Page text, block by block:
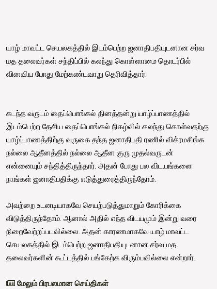
யாழ் மாவட்ட செயலகத்தில் இடம்பெற்ற ஜனாதிபதியுடனான சர்வ
மத தலைவர்கள் சந்திப்பில் கலந்து கொள்ளாமை தொடர்பில்
வினவிய போது மேற்கண்டவாறு தெரிவித்தார்.
கடந்த வருடம் தைப்பொங்கல் தினத்தன்று யாழ்ப்பாணத்தில்
இடம்பெற்ற தேசிய தைப்பொங்கல் நிகழ்வில் கலந்து கொள்வதற்கு
யாழ்ப்பாணத்திற்கு வருகை தந்த ஜனாதிபதி ரணில் விக்ரமசிங்க
நல்லை ஆதீனத்தில் நல்லை ஆதீன குரு முதல்வருடன்
என்னையும் சந்தித்திருந்தார். அதன் போது பல விடயங்களை
நாங்கள் ஜனாதிபதிக்கு எடுத்துரைத்திருந்தோம்.
அவற்றை உடனடியாகவே செயற்படுத்துமாறும் கோரிக்கை
விடுத்திருந்தோம். ஆனால் அதில் எந்த விடயமும் இன்று வரை
நிறைவேற்றப்படவில்லை. அதன் காரணமாகவே யாழ் மாவட்ட
செயலகத்தில் இடம்பெற்ற ஜனாதிபதியுடனான சர்வ மத
தலைவர்களின் கூட்டத்தில் பங்கேற்க விரும்பவில்லை என்றார்.
மேலும் பிரபலமான செய்திகள்